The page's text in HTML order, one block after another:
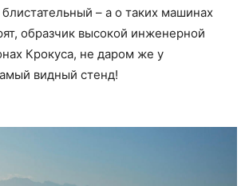
– а о таких машинах
образчик высокой инженерной
Крокуса, не даром же у
видный стенд!